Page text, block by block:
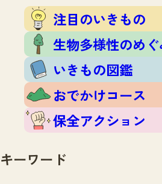
注目のいきもの
生物多様性のめぐみ
いきもの図鑑
おでかけコース
保全アクション
いきもの調査隊
調査レポート
調査レポートTOP
調査結果
ふくおかいきものマッ
マッチング
マッチングTOP
掲載申し込みフォーム
お問合せ
注目のいきもの
生物多様性のめ
いきもの図鑑
おでかけコース
保全アクション
キーワード